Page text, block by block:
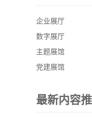
企业展厅
数字展厅
主题展馆
党建展馆
最新内容